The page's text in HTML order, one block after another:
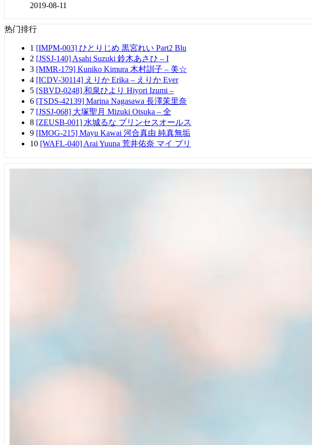
2019-08-11
热门排行
1 [IMPM-003] ひとりじめ 黒宮れい Part2 Blu
2 [JSSJ-140] Asahi Suzuki 鈴木あさひ – I
3 [MMR-179] Kuniko Kimura 木村訓子 – 美☆
4 [ICDV-30114] えりか Erika – えりか Ever
5 [SBVD-0248] 和泉ひより Hiyori Izumi –
6 [TSDS-42139] Marina Nagasawa 長澤茉里奈
7 [JSSJ-068] 大塚聖月 Mizuki Otsuka – 全
8 [ZEUSB-001] 水城るな プリンセスオールス
9 [IMOG-215] Mayu Kawai 河合真由 純真無垢
10 [WAFL-040] Arai Yuuna 荒井佑奈 マイ プリ